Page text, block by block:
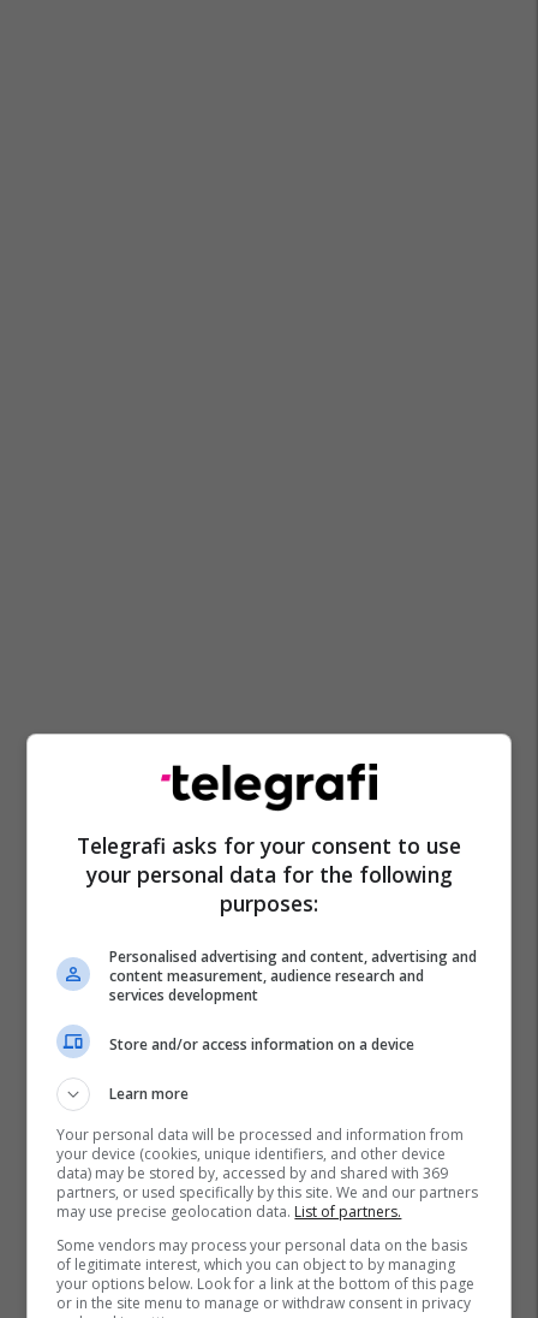
Telegrafi asks for your consent to use
your personal data for the following
purposes:
Personalised advertising and content, advertising and
content measurement, audience research and
services development
Store and/or access information on a device
Learn more
Your personal data will be processed and information from
your device (cookies, unique identifiers, and other device
data) may be stored by, accessed by and shared with 369
partners, or used specifically by this site. We and our partners
may use precise geolocation data. List of partners.
Some vendors may process your personal data on the basis
of legitimate interest, which you can object to by managing
your options below. Look for a link at the bottom of this page
or in the site menu to manage or withdraw consent in privacy